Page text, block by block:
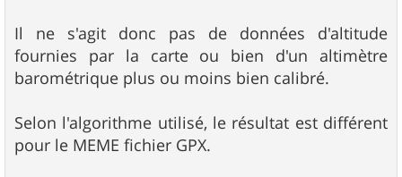
Il ne s'agit donc pas de données d'altitude
fournies par la carte ou bien d'un altimètre
barométrique plus ou moins bien calibré.
Selon l'algorithme utilisé, le résultat est différent
pour le MEME fichier GPX.